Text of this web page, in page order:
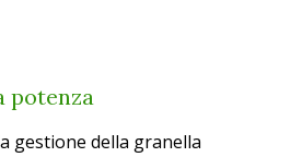
potenza
gestione della granella